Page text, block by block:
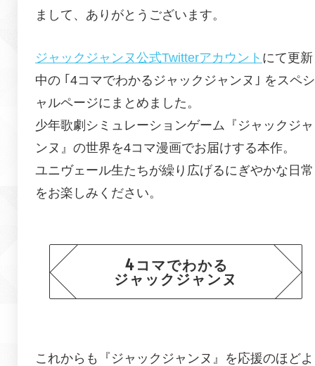
まして、ありがとうございます。
ジャックジャンヌ公式Twitterアカウント にて更新
中の ｢4コマでわかる ジャックジャンヌ ｣ をスペシ
ャルページにまとめました。
少年歌劇シミュレーションゲーム『 ジャックジャ
ンヌ 』の世界を4コマ漫画でお届けする本作。
ユニヴェール生たちが繰り広げるにぎやかな日常
をお楽しみください。
4コマでわかる
ジャックジャンヌ
これからも『 ジャックジャンヌ 』を応援のほどよ